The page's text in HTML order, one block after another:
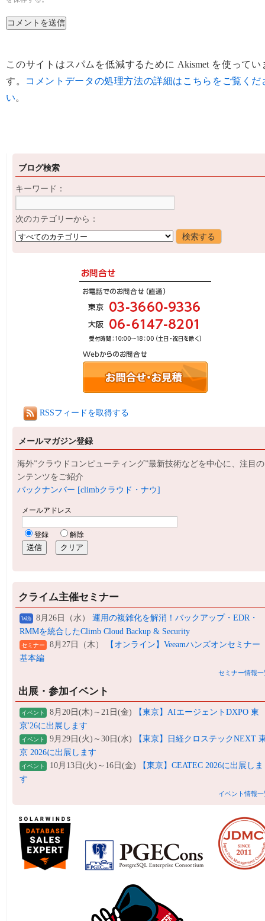
このサイトはスパムを低減するために Akismet を使ってい
す。
コメントデータの処理方法の詳細はこちらをご覧くだ
い。
ブログ検索
キーワード：
次のカテゴリーから：
RSSフィードを取得する
メールマガジン登録
海外”クラウドコンピューティング”最新技術などを中心に、注目
ンテンツをご紹介
バックナンバー [climbクラウド・ナウ]
クライム主催セミナー
Web 8月26日（水） 運用の複雑化を解消！バックアップ・EDR・
RMMを統合したClimb Cloud Backup & Security
セミナー 8月27日（木）
【オンライン】Veeamハンズオンセミナー
基本編
セミナー情報一
出展・参加イベント
イベント 8月20日(木)～21日(金)
【東京】AIエージェントDXPO 東
京'26に出展します
イベント 9月29日(火)～30日(水)
【東京】日経クロステックNEXT
京 2026に出展します
イベント 10月13日(火)～16日(金)
【東京】CEATEC 2026に出展しま
す
イベント情報一